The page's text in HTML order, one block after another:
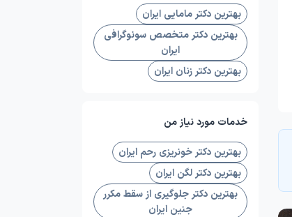
بهترین دکتر مامایی ایران
بهترین دکتر متخصص سونوگرافی
ایران
بهترین دکتر زنان ایران
خدمات مورد نیاز من
بهترین دکتر خونریزی رحم ایران
بهترین دکتر لگن ایران
بهترین دکتر جلوگیری از سقط مکرر
جنین ایران